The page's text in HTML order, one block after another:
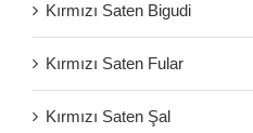
Kırmızı Saten Bigudi
Kırmızı Saten Fular
Kırmızı Saten Şal